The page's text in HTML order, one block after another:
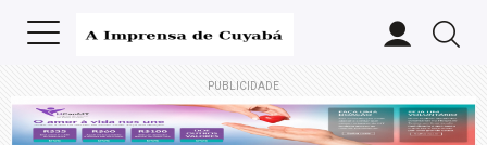
PUBLICIDADE